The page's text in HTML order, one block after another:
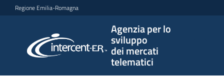
Vai al contenuto
Vai alla navigazione
Vai al footer
Regione Emilia-Romagna
Agenzia per lo
sviluppo
dei mercati
telematici
per lo
sviluppo